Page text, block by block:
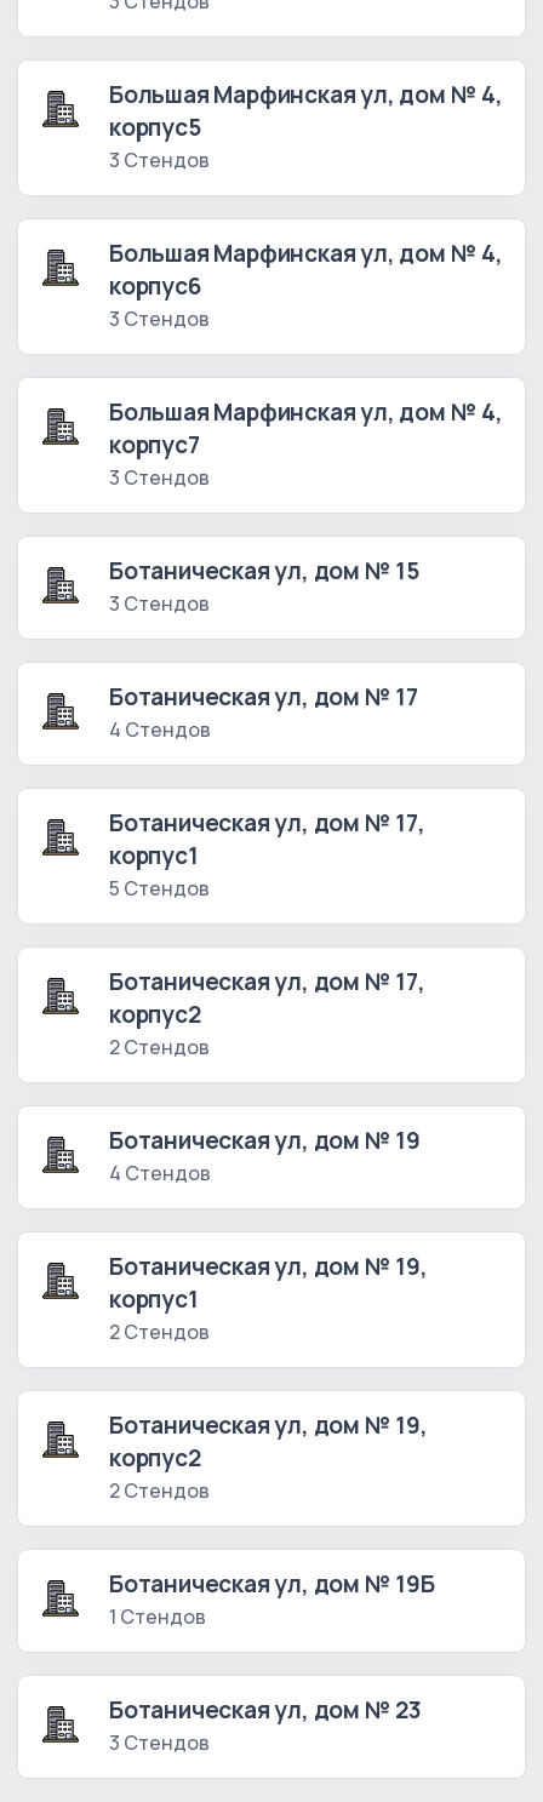
Большая Марфинская ул, дом № 4,
корпус5
3 Стендов
Большая Марфинская ул, дом № 4,
корпус6
3 Стендов
Большая Марфинская ул, дом № 4,
корпус7
3 Стендов
Ботаническая ул, дом № 15
3 Стендов
Ботаническая ул, дом № 17
4 Стендов
Ботаническая ул, дом № 17,
корпус1
5 Стендов
Ботаническая ул, дом № 17,
корпус2
2 Стендов
Ботаническая ул, дом № 19
4 Стендов
Ботаническая ул, дом № 19,
корпус1
2 Стендов
Ботаническая ул, дом № 19,
корпус2
2 Стендов
Ботаническая ул, дом № 19Б
1 Стендов
Ботаническая ул, дом № 23
3 Стендов